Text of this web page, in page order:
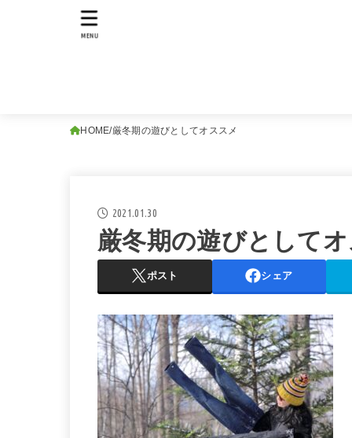
MENU
HOME 厳冬期の遊びとしてオススメ
2021.01.30
厳冬期の遊びとして
ポスト シェア